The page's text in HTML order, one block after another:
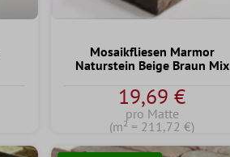
Mosaikfliesen Marmor
Naturstein Beige Braun Mix
19,69 €
pro Matte
(m² = 211,72 €)